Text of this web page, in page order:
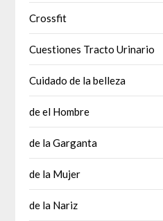
Crossfit
Cuestiones Tracto Urinario
Cuidado de la belleza
de el Hombre
de la Garganta
de la Mujer
de la Nariz